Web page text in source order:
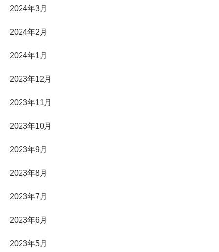
2024年3月
2024年2月
2024年1月
2023年12月
2023年11月
2023年10月
2023年9月
2023年8月
2023年7月
2023年6月
2023年5月